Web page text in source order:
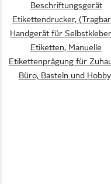
Beschriftungsgerät
Etikettendrucker,
Handgerät für
Etiketten, Manuelle
Etikettenprägung für
Büro, Basteln und